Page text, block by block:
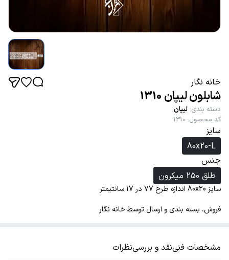
خانه نگار
شابلون لیپان 1310
دسته بندی: لیپان
کد محصول:
1310
سایز
80x20-L
جنس
طلق 250 میکرون
سایز 80x20 اندازه طرح 77 در 17 سانتیمتر
فروش، بسته بندی و ارسال توسط خانه نگار
مشخصات فنینقد و بررسینظرات